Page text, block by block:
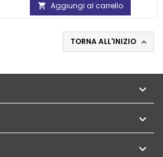
 Aggiungi al carrello
TORNA ALL'INIZIO 


